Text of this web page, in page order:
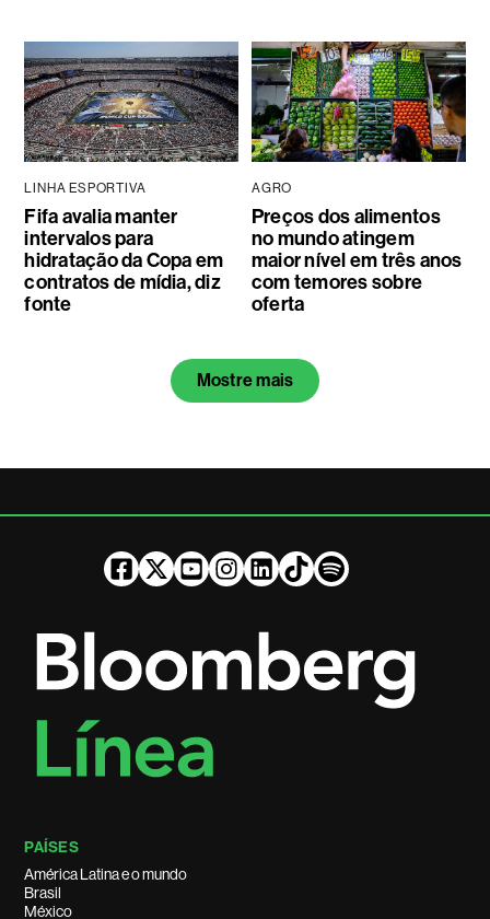
LINHA ESPORTIVA
Fifa avalia manter
intervalos para
hidratação da Copa em
contratos de mídia, diz
fonte
AGRO
Preços dos alimentos
no mundo atingem
maior nível em três anos
com temores sobre
oferta
Mostre mais
PAÍSES
América Latina e o mundo
Brasil
México